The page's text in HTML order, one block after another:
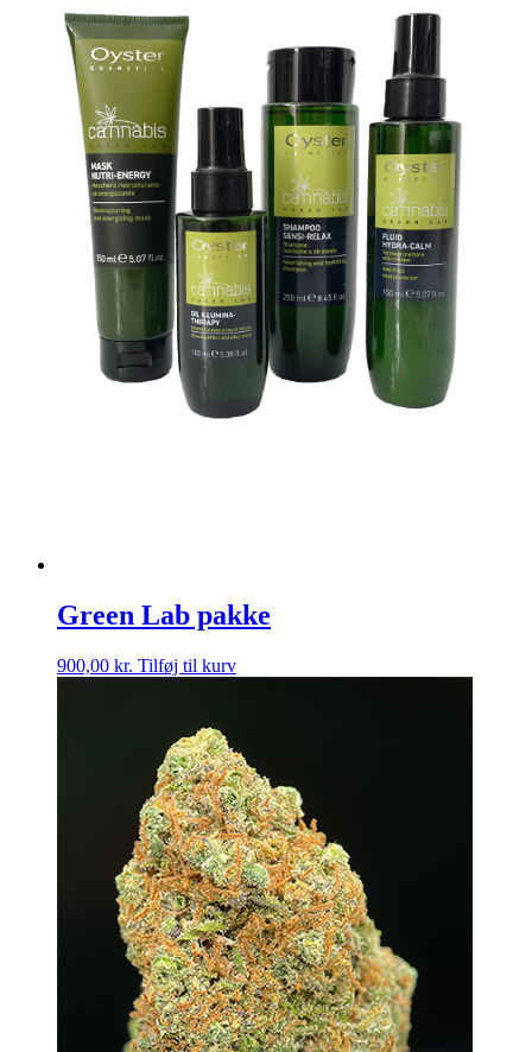
Green Lab pakke
900,00 kr. Tilføj til kurv